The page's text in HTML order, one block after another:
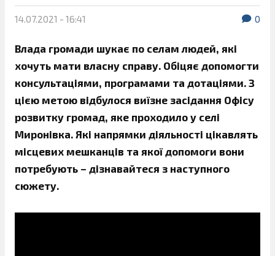
14.07.2021 - 16:41 0
Влада громади шукає по селам людей, які
хочуть мати власну справу. Обіцяє допомогти
консультаціями, програмами та дотаціями. З
цією метою відбулося виїзне засідання Офісу
розвитку громад, яке проходило у селі
Миронівка. Які напрямки діяльності цікавлять
місцевих мешканців та якої допомоги вони
потребують – дізнавайтеся з наступного
сюжету.